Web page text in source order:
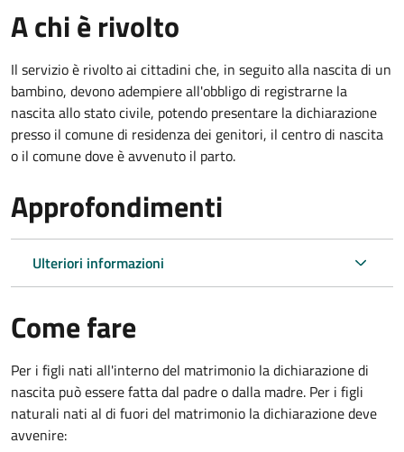
A chi è rivolto
Il servizio è rivolto ai cittadini che, in seguito alla nascita di un
bambino, devono adempiere all'obbligo di registrarne la
nascita allo stato civile, potendo presentare la dichiarazione
presso il comune di residenza dei genitori, il centro di nascita
o il comune dove è avvenuto il parto.
Approfondimenti
Ulteriori informazioni
Come fare
Per i figli nati all'interno del matrimonio la dichiarazione di
nascita può essere fatta dal padre o dalla madre. Per i figli
naturali nati al di fuori del matrimonio la dichiarazione deve
avvenire: